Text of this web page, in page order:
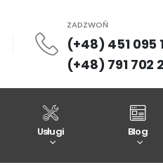
ZADZWOŃ
(+48) 451 095
(+48) 791 702
Usługi Blog